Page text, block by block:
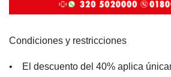
Condiciones y restricciones
• El descuento del 40% aplica